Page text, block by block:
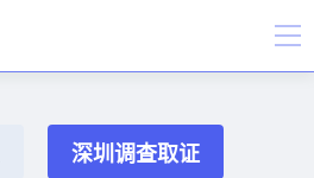
深圳调查取证